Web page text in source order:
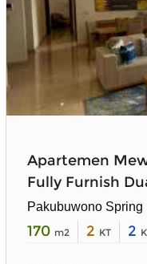
Apartemen
Fully Furnish
Pakubuwono Spring
170 m2 2 KT 2